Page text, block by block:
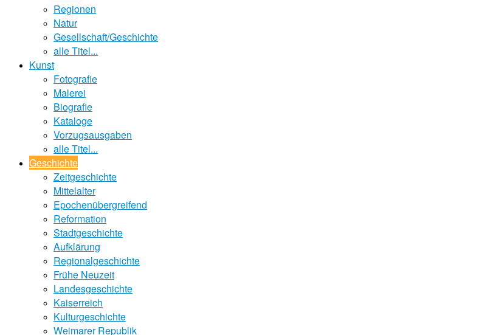
Regionen
Natur
Gesellschaft/Geschichte
alle Titel...
Kunst
Fotografie
Malerei
Biografie
Kataloge
Vorzugsausgaben
alle Titel...
Geschichte
Zeitgeschichte
Mittelalter
Epochenübergreifend
Reformation
Stadtgeschichte
Aufklärung
Regionalgeschichte
Frühe Neuzeit
Landesgeschichte
Kaiserreich
Kulturgeschichte
Weimarer Republik